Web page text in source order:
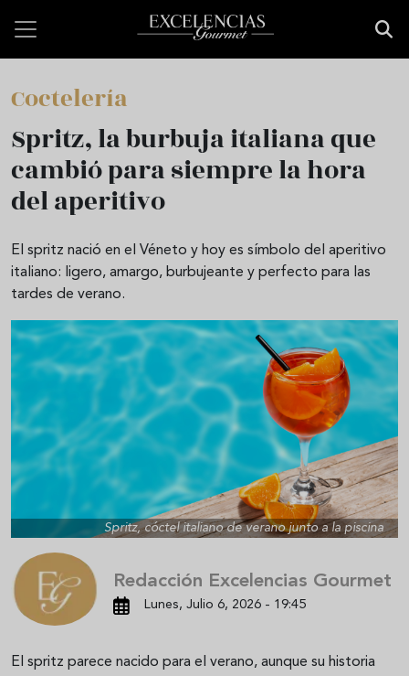
Coctelería
Spritz, la burbuja italiana que
cambió para siempre la hora
del aperitivo
El spritz nació en el Véneto y hoy es símbolo del aperitivo
italiano: ligero, amargo, burbujeante y perfecto para las
tardes de verano.
Spritz, cóctel italiano de verano junto a la piscina
Redacción Excelencias Gourmet
Lunes, Julio 6, 2026 - 19:45
El spritz parece nacido para el verano, aunque su historia